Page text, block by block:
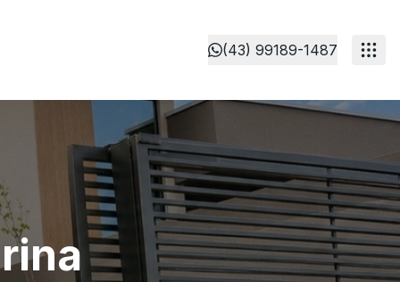
(43) 99189-1487